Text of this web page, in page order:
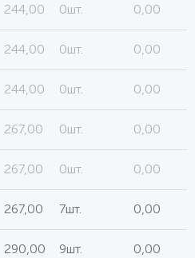
244,00 0шт. 0,00
244,00 0шт. 0,00
244,00 0шт. 0,00
267,00 0шт. 0,00
267,00 0шт. 0,00
267,00 7шт. 0,00
290,00 9шт. 0,00